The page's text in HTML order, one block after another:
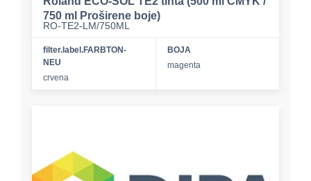
750 ml Proširene boje)
RO-TE2-LM/750ML
filter.label.FARBTON-
NEU
crvena
BOJA
magenta